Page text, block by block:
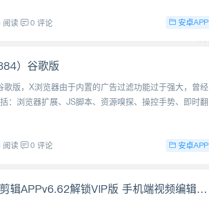
阅读 0 评论 安卓APP
）谷歌版
版，X浏览器由于内置的广告过滤功能过于强大，曾经
：浏览器扩展、JS脚本、资源嗅探、操控手势、即时翻
阅读 0 评论 安卓APP
安卓Android 快影视频剪辑APPv6.62解锁VIP版 手机端视频编辑工具